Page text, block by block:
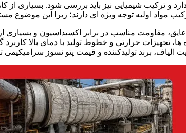
و ترکیب شیمیایی نیز باید بررسی شود. بسیاری از
عایق، مقاومت مناسب در برابر اکسیداسیون و
تجهیزات حرارتی و خطوط تولید با دمای بالا